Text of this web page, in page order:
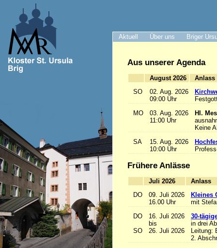
Aktuell Über uns Briger
Aus unserer Agenda
August 2026
SO
02. Aug. 2026
09:00 Uhr
MO
03. Aug. 2026
11:00 Uhr
Hl.
Keine
SA
15. Aug. 2026
10:00 Uhr
Frühere Anlässe
Juli 2026
DO
09. Juli 2026
16.00 Uhr
Kleines
mit
DO
SO
16. Juli 2026
bis
26. Juli 2026
30-
in drei
Leitung:
2.